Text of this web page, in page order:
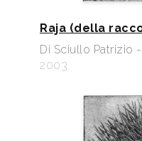
Raja (della
Di Sciullo Patrizio
2003